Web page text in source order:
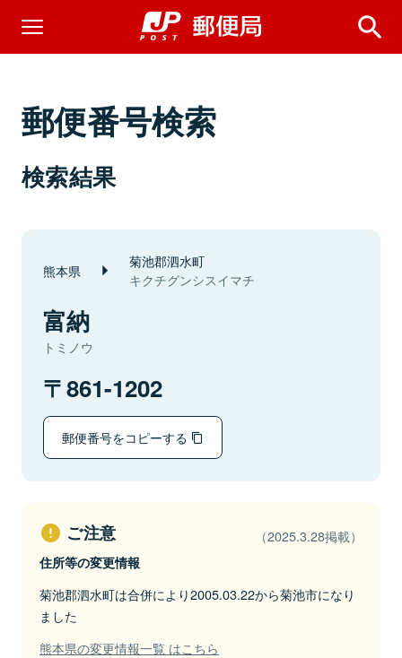
郵便番号検索
検索結果
熊本県 菊池郡泗水町
キクチグンシスイマチ
富納
トミノウ
861-1202
郵便番号をコピーする
ご注意 （2025.3.28掲載）
住所等の変更情報
菊池郡泗水町は合併により2005.03.22から菊池市になり
ました
熊本県の変更情報一覧 はこちら